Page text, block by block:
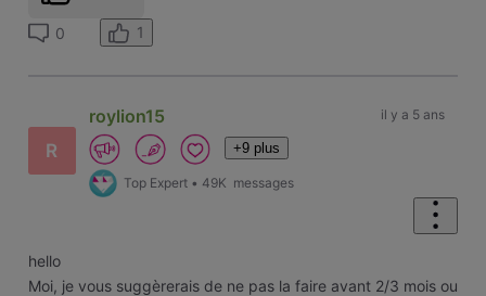
0 1
R
roylion15
+9 plus
Top Expert • 49K messages
il y a 5 ans
hello
Moi, je vous suggèrerais de ne pas la faire avant 2/3 mois ou